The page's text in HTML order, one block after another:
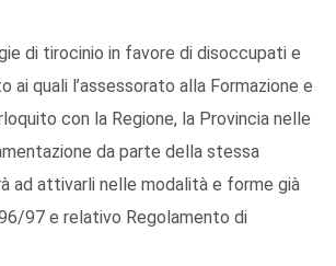
di tirocinio in favore di disoccupati e
ai quali l’assessorato alla Formazione e
con la Regione, la Provincia nelle
da parte della stessa
ad attivarli nelle modalità e forme già
97 e relativo Regolamento di